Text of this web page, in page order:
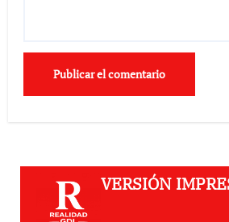
VERSIÓN